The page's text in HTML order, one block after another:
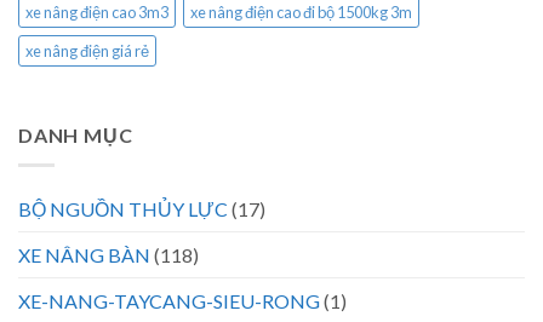
xe nâng điện cao 3m3
xe nâng điện cao đi bộ 1500kg 3m
xe nâng điện giá rẻ
DANH MỤC
BỘ NGUỒN THỦY LỰC (17)
XE NÂNG BÀN (118)
XE-NANG-TAYCANG-SIEU-RONG(1)